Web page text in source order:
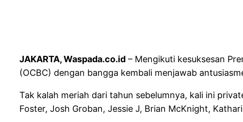
JAKARTA, Waspada.co.id – Mengikuti kesuksesan
(OCBC) dengan bangga kembali menjawab
Tak kalah meriah dari tahun sebelumnya, kali ini
Foster, Josh Groban, Jessie J, Brian McKnight,